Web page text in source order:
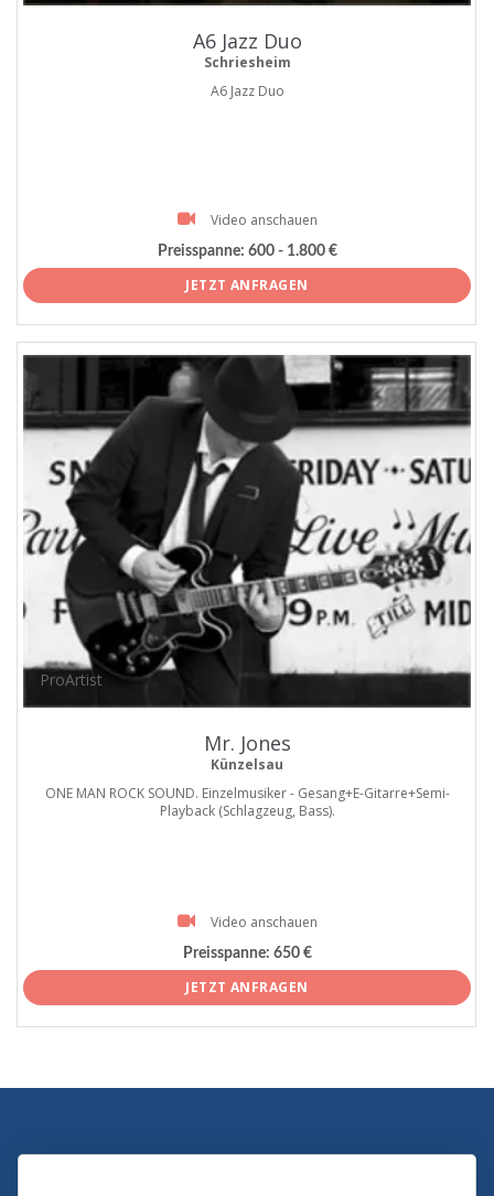
A6 Jazz Duo
Schriesheim
A6 Jazz Duo
Video anschauen
Preisspanne: 600 - 1.800 €
JETZT ANFRAGEN
ProArtist
Mr. Jones
Künzelsau
ONE MAN ROCK SOUND. Einzelmusiker - Gesang+E-Gitarre+Semi-
Playback (Schlagzeug, Bass).
Video anschauen
Preisspanne: 650 €
JETZT ANFRAGEN